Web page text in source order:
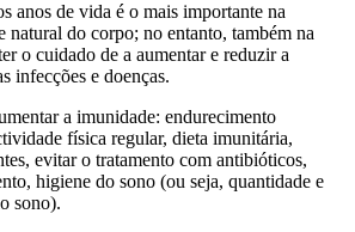
anos de vida é o mais importante na
natural do corpo; no entanto, também na
o cuidado de a aumentar e reduzir a
infecções e doenças.
a imunidade: endurecimento
física regular, dieta imunitária,
evitar o tratamento com antibióticos,
higiene do sono (ou seja, quantidade e
sono).